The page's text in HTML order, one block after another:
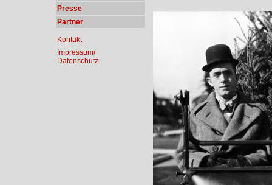
Presse
Partner
Kontakt
Impressum/
Datenschutz